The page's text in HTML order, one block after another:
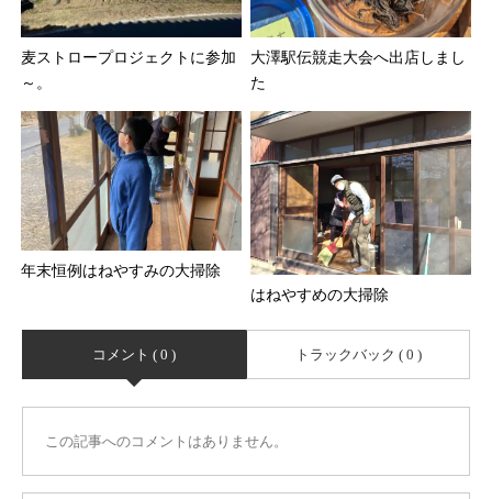
麦ストロープロジェクトに参加
～。
大澤駅伝競走大会へ出店しまし
た
年末恒例はねやすみの大掃除
はねやすめの大掃除
コメント ( 0 ) トラックバック ( 0 )
この記事へのコメントはありません。